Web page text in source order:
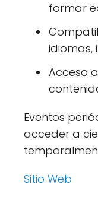
formar
idiomas,
Acceso
Eventos
acceder a
Sitio Web